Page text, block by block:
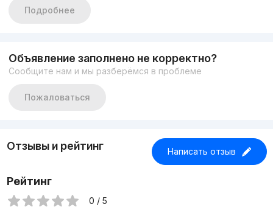
Парковка
Долгосрочный арендатор за 2.300 у.е.
Подробнее
Объявление заполнено не корректно?
Сообщите нам и мы разберёмся в проблеме
Пожаловаться
Отзывы и рейтинг Написать отзыв
Рейтинг
0 / 5